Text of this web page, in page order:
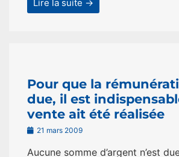
Lire la suite →
Pour que la
due, il est
vente ait été réalisée
21 mars 2009
Aucune somme d’argent n’est